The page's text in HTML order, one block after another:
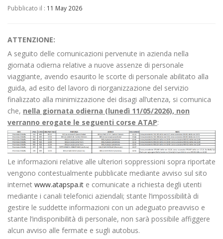
Pubblicato il : 11 May 2026
ATTENZIONE:
A seguito delle comunicazioni pervenute in azienda nella
giornata odierna relative a nuove assenze di personale
viaggiante, avendo esaurito le scorte di personale abilitato alla
guida, ad esito del lavoro di riorganizzazione del servizio
finalizzato alla minimizzazione dei disagi all’utenza, si comunica
che, nella giornata odierna (lunedì 11/05/2026), non
verranno erogate le seguenti corse ATAP:
Le informazioni relative alle ulteriori soppressioni sopra riportate
vengono contestualmente pubblicate mediante avviso sul sito
internet www.atapspa.it e comunicate a richiesta degli utenti
mediante i canali telefonici aziendali; stante l’impossibilità di
gestire le suddette informazioni con un adeguato preavviso e
stante l’indisponibilità di personale, non sarà possibile affiggere
alcun avviso alle fermate e sugli autobus.